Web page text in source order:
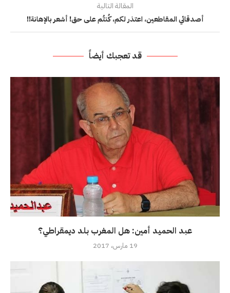
المقالة التالية
أصدقائي المقاطعين، اعتذر لكم، كُنتُم على حق! أشعر بالإهانة!!
قد تعجبك أيضاً
عبد الحميد أمين: هل المغرب بلد ديمقراطي؟
19 مارس، 2017